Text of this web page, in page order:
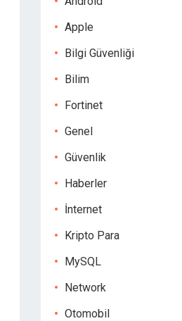
Apple
Bilgi Güvenliği
Bilim
Fortinet
Genel
Güvenlik
Haberler
İnternet
Kripto Para
MySQL
Network
Otomobil